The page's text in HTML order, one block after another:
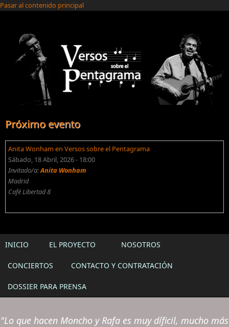
Pasar al contenido principal
Próximo evento
Anita Wonham en Versos sobre el Pentagrama
Sábado, 18 Abril, 2026 - 18:00
Invitado/a:Anita Wonham
Madrid
Café Libertad 8
INICIO EL PROYECTO NOSOTROS
CONCIERTOS CONTACTO Y CONTRATACIÓN
DOSSIER PARA PRENSA
"Lo que hacen Moncho y Rafa es muy díficil, mucho más